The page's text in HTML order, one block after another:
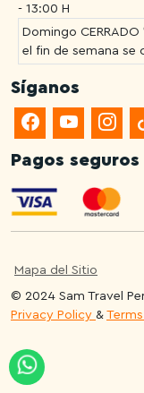
- 13:00 H
Domingo
el fin de semana se
Síganos
Pagos
© 2024 Sam Travel
Privacy Policy &
Mapa del Sitio